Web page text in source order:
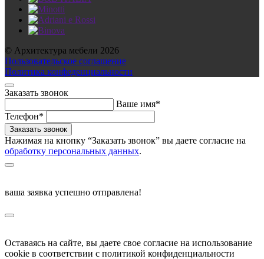
© Архитектура мебели 2026
Пользовательское соглашение
Политика конфеденциальности
Заказать звонок
Ваше имя*
Телефон*
Нажимая на кнопку “Заказать звонок” вы даете согласие на
обработку персональных данных.
ваша заявка успешно отправлена!
Оставаясь на сайте, вы даете свое согласие на использование
cookie в соответствии c политикой конфиденциальности